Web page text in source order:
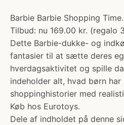
Barbie Barbie Shopping
Tilbud: nu 169.00 kr. (regalo
Dette Barbie-dukke- og
fantasier til at sætte deres
hverdagsaktivitet og spille
indeholder alt, hvad børn
shoppinghistorier med
Køb hos Eurotoys.
Dele af indholdet på denne